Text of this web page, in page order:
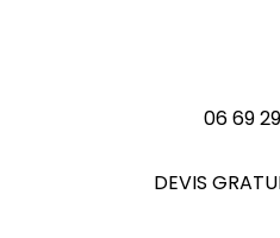
06 69
DEVIS